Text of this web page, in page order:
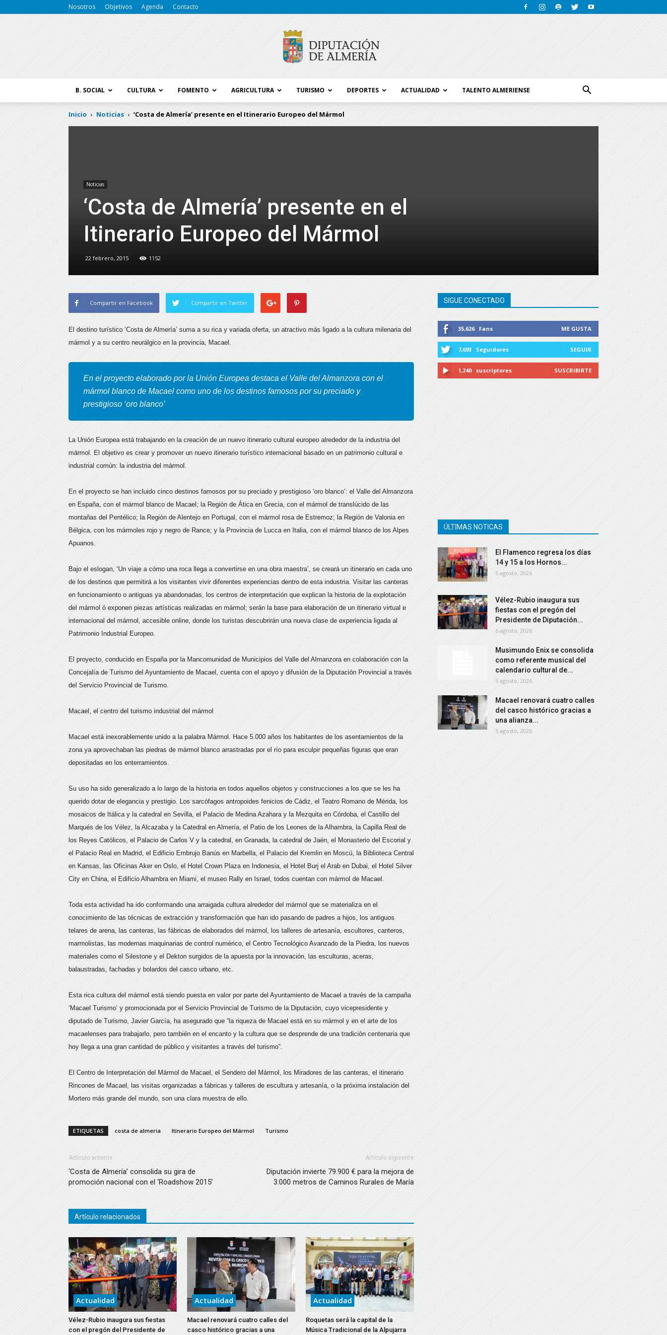
Nosotros Objetivos Agenda Contacto
de
B. SOCIAL CULTURA FOMENTO AGRICULTURA TURISMO DEPORTES ACTUALIDAD TALENTO ALMERIENSE
Inicio Noticias ‘Costa de Almería’ presente en el Itinerario Europeo del Mármol
Noticias
‘Costa de Almería’ presente en el
Itinerario Europeo del Mármol
22 febrero, 2015 1152
Compartir en Facebook Compartir en Twitter
El destino turístico ‘Costa de Almería’ suma a su rica y variada oferta, un atractivo más ligado a la cultura milenaria del
mármol y a su centro neurálgico en la provincia, Macael.
En el proyecto elaborado por la Unión Europea destaca el Valle del Almanzora con el
mármol blanco de Macael como uno de los destinos famosos por su preciado y
prestigioso ‘oro blanco’
La Unión Europea está trabajando en la creación de un nuevo itinerario cultural europeo alrededor de la industria del
mármol. El objetivo es crear y promover un nuevo itinerario turístico internacional basado en un patrimonio cultural e
industrial común: la industria del mármol.
En el proyecto se han incluido cinco destinos famosos por su preciado y prestigioso ‘oro blanco’: el Valle del Almanzora
en España, con el mármol blanco de Macael; la Región de Ática en Grecia, con el mármol de translúcido de las
montañas del Pentélico; la Región de Alentejo en Portugal, con el mármol rosa de Estremoz; la Región de Valonia en
Bélgica, con los mármoles rojo y negro de Rance; y la Provincia de Lucca en Italia, con el mármol blanco de los Alpes
Apuanos.
Bajo el eslogan, ‘Un viaje a cómo una roca llega a convertirse en una obra maestra’, se creará un itinerario en cada uno
de los destinos que permitirá a los visitantes vivir diferentes experiencias dentro de esta industria. Visitar las canteras
en funcionamiento o antiguas ya abandonadas, los centros de interpretación que explican la historia de la explotación
del mármol ó exponen piezas artísticas realizadas en mármol; serán la base para elaboración de un itinerario virtual e
internacional del mármol, accesible online, donde los turistas descubrirán una nueva clase de experiencia ligada al
Patrimonio Industrial Europeo.
El proyecto, conducido en España por la Mancomunidad de Municipios del Valle del Almanzora en colaboración con la
Concejalía de Turismo del Ayuntamiento de Macael, cuenta con el apoyo y difusión de la Diputación Provincial a través
del Servicio Provincial de Turismo.
Macael, el centro del turismo industrial del mármol
Macael está inexorablemente unido a la palabra Mármol. Hace 5.000 años los habitantes de los asentamientos de la
zona ya aprovechaban las piedras de mármol blanco arrastradas por el río para esculpir pequeñas figuras que eran
depositadas en los enterramientos.
Su uso ha sido generalizado a lo largo de la historia en todos aquellos objetos y construcciones a los que se les ha
querido dotar de elegancia y prestigio. Los sarcófagos antropoides fenicios de Cádiz, el Teatro Romano de Mérida, los
mosaicos de Itálica y la catedral en Sevilla, el Palacio de Medina Azahara y la Mezquita en Córdoba, el Castillo del
Marqués de los Vélez, la Alcazaba y la Catedral en Almería, el Patio de los Leones de la Alhambra, la Capilla Real de
los Reyes Católicos, el Palacio de Carlos V y la catedral, en Granada, la catedral de Jaén, el Monasterio del Escorial y
el Palacio Real en Madrid, el Edificio Embrujo Banús en Marbella, el Palacio del Kremlin en Moscú, la Biblioteca Central
en Kansas, las Oficinas Aker en Oslo, el Hotel Crown Plaza en Indonesia, el Hotel Burj el Arab en Dubai, el Hotel Silver
City en China, el Edificio Alhambra en Miami, el museo Rally en Israel, todos cuentan con mármol de Macael.
Toda esta actividad ha ido conformando una arraigada cultura alrededor del mármol que se materializa en el
conocimiento de las técnicas de extracción y transformación que han ido pasando de padres a hijos, los antiguos
telares de arena, las canteras, las fábricas de elaborados del mármol, los talleres de artesanía, escultores, canteros,
marmolistas, las modernas maquinarias de control numérico, el Centro Tecnológico Avanzado de la Piedra, los nuevos
materiales como el Silestone y el Dekton surgidos de la apuesta por la innovación, las esculturas, aceras,
balaustradas, fachadas y bolardos del casco urbano, etc.
Esta rica cultura del mármol está siendo puesta en valor por parte del Ayuntamiento de Macael a través de la campaña
‘Macael Turismo’ y promocionada por el Servicio Provincial de Turismo de la Diputación, cuyo vicepresidente y
diputado de Turismo, Javier García, ha asegurado que “la riqueza de Macael está en su mármol y en el arte de los
macaelenses para trabajarlo, pero también en el encanto y la cultura que se desprende de una tradición centenaria que
hoy llega a una gran cantidad de público y visitantes a través del turismo”.
El Centro de Interpretación del Mármol de Macael, el Sendero del Mármol, los Miradores de las canteras, el itinerario
Rincones de Macael, las visitas organizadas a fábricas y talleres de escultura y artesanía, o la próxima instalación del
Mortero más grande del mundo, son una clara muestra de ello.
ETIQUETAS costa de almeria Itinerario Europeo del Mármol Turismo
Artículo anterior
‘Costa de Almería’ consolida su gira de
promoción nacional con el ‘Roadshow 2015’
Artículo siguiente
Diputación invierte 79.900 € para la mejora de
3.000 metros de Caminos Rurales de María
Artículo relacionados
Actualidad
Vélez-Rubio inaugura sus fiestas
con el pregón del Presidente de
Actualidad
Macael renovará cuatro calles del
casco histórico gracias a una
Actualidad
Roquetas será la capital de la
Música Tradicional de la Alpujarra
SIGUE CONECTADO
35,626 Fans ME GUSTA
7,693 Seguidores SEGUIR
1,240 suscriptores SUSCRIBIRTE
ÚLTIMAS NOTICAS
El Flamenco regresa los días
14 y 15 a los Hornos...
6 agosto, 2026
Vélez-Rubio inaugura sus
fiestas con el pregón del
Presidente de Diputación...
6 agosto, 2026
Musimundo Enix se consolida
como referente musical del
calendario cultural de...
5 agosto, 2026
Macael renovará cuatro calles
del casco histórico gracias a
una alianza...
5 agosto, 2026